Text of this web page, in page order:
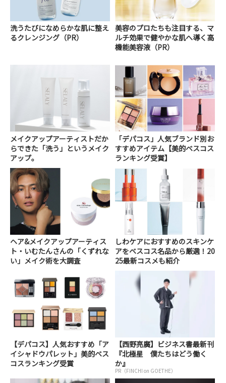
洗うたびになめらかな肌に整え
るクレンジング（PR）
美容のプロたちも注目する、マ
ルチ効果で健やかな肌へ導く高
機能美容液（PR）
メイクアップアーティストだか
らできた「洗う」というメイク
アップ。
「デパコス」人気ブランド別お
すすめアイテム【美的ベスコス
ランキング受賞】
ヘア&メイクアップアーティス
ト・いむたんさんの「くずれな
い」メイク術を大調査
しわケアにおすすめのスキンケ
アをベスコス名品から厳選！20
25最新コスメも紹介
【デパコス】人気おすすめ「ア
イシャドウパレット」美的ベス
コスランキング受賞
【西野亮廣】ビジネス書最新刊
『北極星 僕たちはどう働く
か』
PR（FINCHI on GOETHE）